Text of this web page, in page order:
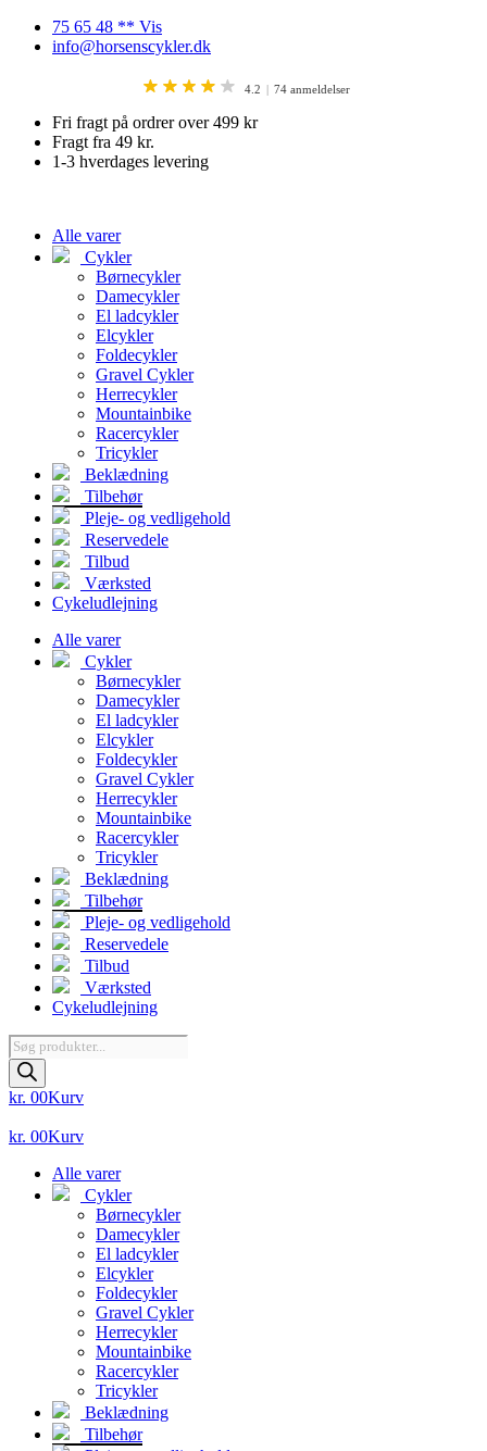
Videre 75 65 48 ** Vis
info@horsenscykler.dk
4.2 74 anmeldelser
Fri fragt på ordrer over 499 kr
Fragt fra 49 kr.
1-3 hverdages levering
Alle varer
Cykler
Børnecykler
Damecykler
El ladcykler
Elcykler
Foldecykler
Gravel Cykler
Herrecykler
Mountainbike
Racercykler
Tricykler
Beklædning
Tilbehør
Pleje- og vedligehold
Reservedele
Tilbud
Værksted
Cykeludlejning
Alle varer
Cykler
Børnecykler
Damecykler
El ladcykler
Elcykler
Foldecykler
Gravel Cykler
Herrecykler
Mountainbike
Racercykler
Tricykler
Beklædning
Tilbehør
Pleje- og vedligehold
Reservedele
Tilbud
Værksted
Cykeludlejning
Products
search
kr. 00Kurv
kr. 00Kurv
Alle varer
Cykler
Børnecykler
Damecykler
El ladcykler
Elcykler
Foldecykler
Gravel Cykler
Herrecykler
Mountainbike
Racercykler
Tricykler
Beklædning
Tilbehør